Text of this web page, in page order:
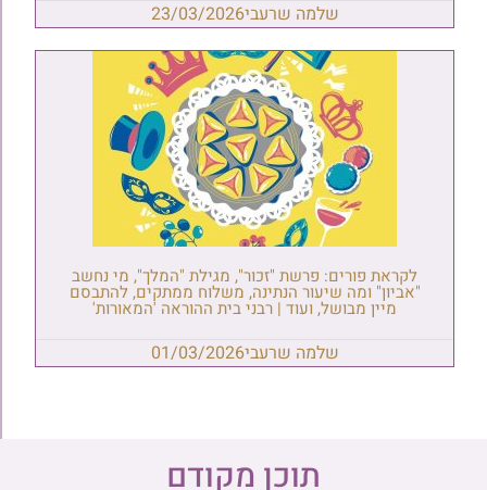
שלמה שרעבי23/03/2026
לקראת פורים: פרשת "זכור", מגילת "המלך", מי נחשב
"אביון" ומה שיעור הנתינה, משלוח ממתקים, להתבסם
מיין מבושל, ועוד | רבני בית ההוראה 'המאורות'
שלמה שרעבי01/03/2026
תוכן מקודם